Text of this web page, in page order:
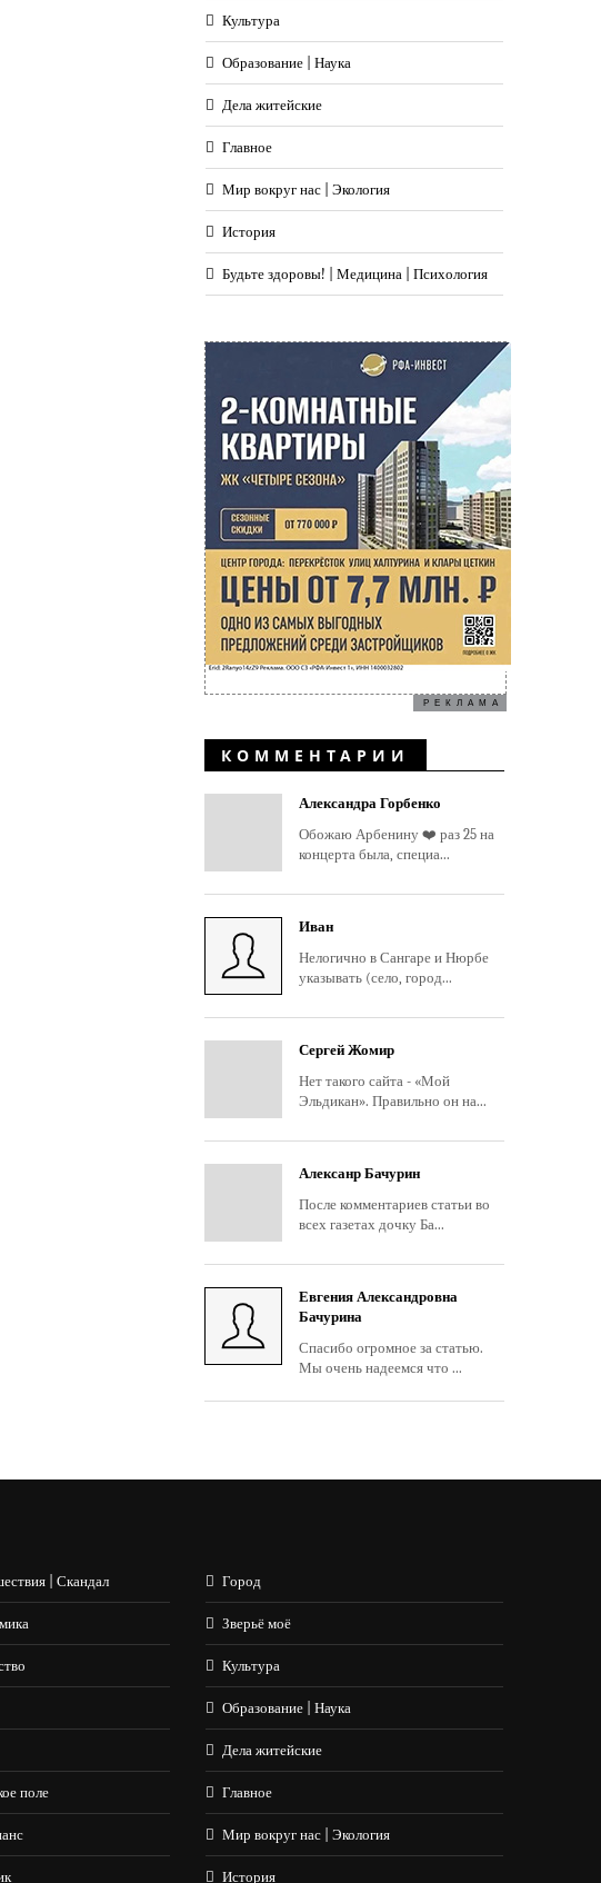
Культура
Образование | Наука
Дела житейские
Главное
Мир вокруг нас | Экология
История
Будьте здоровы! | Медицина | Психология
РЕКЛАМА
КОММЕНТАРИИ
Александра Горбенко
Обожаю Арбенину ❤️ раз 25 на
концерта была, специа...
Иван
Нелогично в Сангаре и Нюрбе
указывать (село, город...
Сергей Жомир
Нет такого сайта - «Мой
Эльдикан». Правильно он на...
Алексанр Бачурин
После комментариев статьи во
всех газетах дочку Ба...
Евгения Александровна
Бачурина
Спасибо огромное за статью.
Мы очень надеемся что ...
| Скандал
поле
Город
Зверьё моё
Культура
Образование | Наука
Дела житейские
Главное
Мир вокруг нас | Экология
История